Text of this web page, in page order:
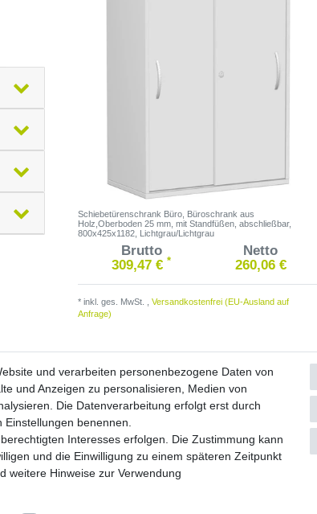
Schiebetürenschrank Büro, Büroschrank aus
Holz,Oberboden 25 mm, mit Standfüßen, abschließbar,
800x425x1182, Lichtgrau/Lichtgrau
Brutto
Netto
309,47 €* 260,06 €
*inkl. ges. MwSt. ,Versandkostenfrei (EU-Ausland auf
Anfrage)
Impressum Daten­schutz­erklärung
© Copyright 2026 by NETWAVES GmbH | Alle Rechte vorbehalten.
und verarbeiten personenbezogene Daten von
und Anzeigen zu personalisieren, Medien von
Die Datenverarbeitung erfolgt erst durch
benennen.
Interesses erfolgen. Die Zustimmung kann
und die Einwilligung zu einem späteren Zeitpunkt
weitere Hinweise zur Verwendung